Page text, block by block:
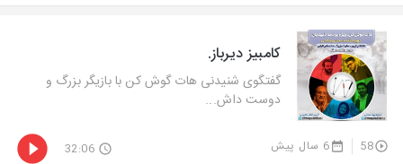
کامبیز دیرباز.
گفتگوی شنیدنی هات گوش كن با بازیگر بزرگ و
دوست داش...
58 6 سال پیش 32:06